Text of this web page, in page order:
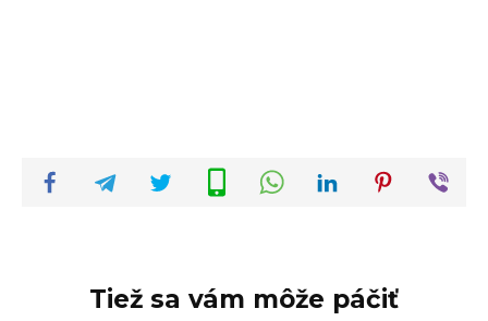
Tiež sa vám môže páčiť